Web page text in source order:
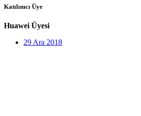
Katılımcı Üye
Huawei Üyesi
29 Ara 2018